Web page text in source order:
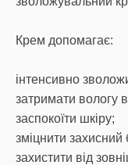
Крем допомагає:
інтенсивно
затримати вологу в
заспокоїти шкіру;
зміцнити захисний
захистити від